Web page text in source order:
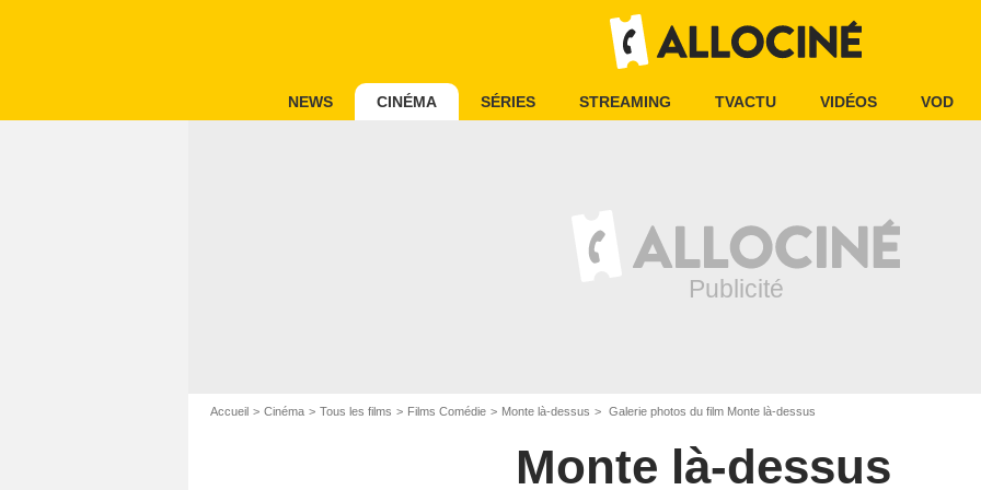
NEWS CINÉMA SÉRIES STREAMING TVACTU VIDÉOS VOD
Accueil Cinéma Tous les films Films Comédie Monte là-dessus Galerie photos du film Monte là-dessus
Monte là-dessus